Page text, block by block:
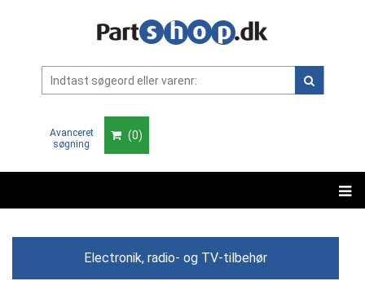
Avanceret
søgning
(0)
Electronik, radio- og TV-tilbehør